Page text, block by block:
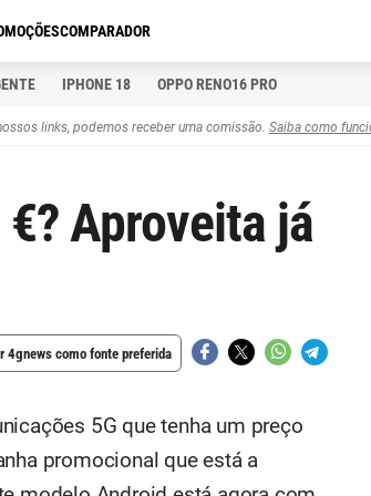
COMPARADOR
IPHONE 18 OPPO RENO16 PRO
links, podemos receber uma comissão. Saiba como
Aproveita já
4gnews como fonte preferida
5G que tenha um preço
promocional que está a